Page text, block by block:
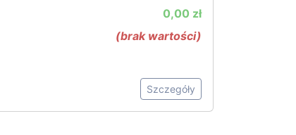
0,00 zł
(brak wartości)
Szczegóły